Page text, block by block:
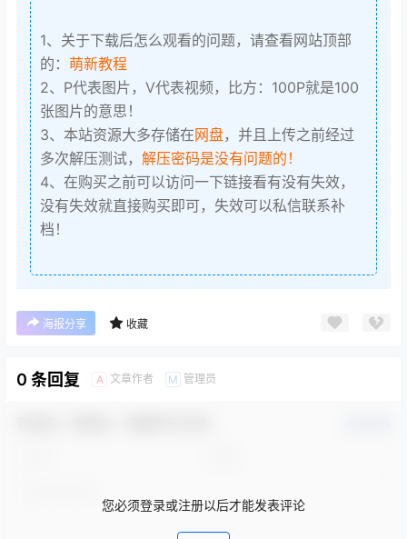
1、关于下载后怎么观看的问题，请查看网站顶部
的： 萌新教程
2、P代表图片，V代表视频，比方：100P就是100
张图片的意思！
3、本站资源大多存储在网盘，并且上传之前经过
多次解压测试， 解压密码是没有问题的！
4、在购买之前可以访问一下链接看有没有失效，
没有失效就直接购买即可，失效可以私信联系补
档！
海报分享 收藏
0 条回复 A 文章作者 M 管理员
您必须登录或注册以后才能发表评论